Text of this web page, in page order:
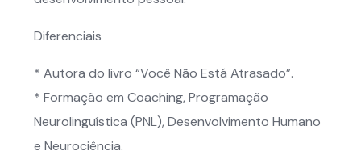
Diferenciais
* Autora do livro “Você Não Está Atrasado”.
* Formação em Coaching, Programação
Neurolinguística (PNL), Desenvolvimento Humano
e Neurociência.